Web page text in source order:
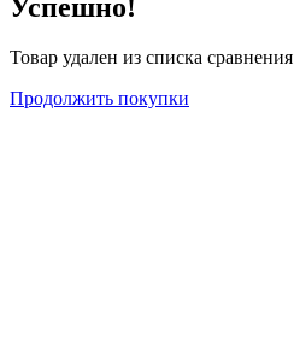
Успешно!
Товар удален из списка сравнения
Продолжить покупки